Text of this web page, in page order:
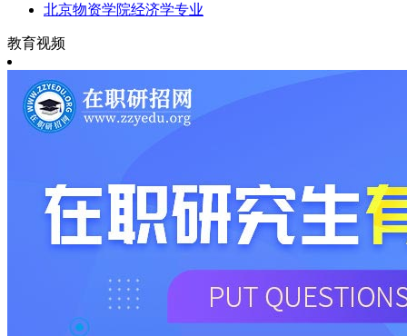
北京物资学院经济学专业
教育视频